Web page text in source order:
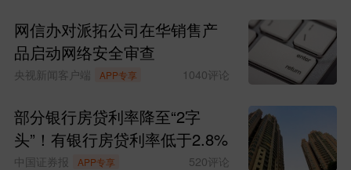
网信办对派拓公司在华销售产
品启动网络安全审查
央视新闻客户端 APP专享 1040评论
部分银行房贷利率降至“2字
头”！有银行房贷利率低于2.8%
中国证券报 APP专享 520评论